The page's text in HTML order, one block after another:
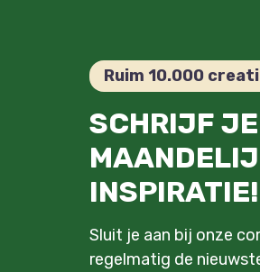
Ruim 10.000
SCHRIJF
INSPIRATIE!
Sluit je aan bij onze
regelmatig de